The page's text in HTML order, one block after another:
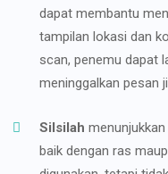
dapat membantu
tampilan lokasi dan
scan, penemu dapat
meninggalkan pesan
Silsilah
baik dengan ras